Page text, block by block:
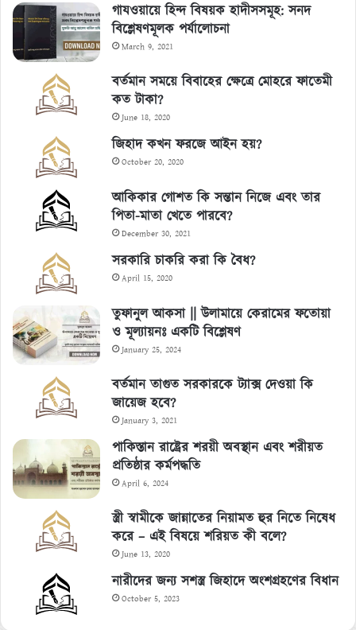
গাযওয়ায়ে হিন্দ বিষয়ক হাদীসসমূহ: সনদ
বিশ্লেষণমূলক পর্যালোচনা
March 9, 2021
বর্তমান সময়ে বিবাহের ক্ষেত্রে মোহরে ফাতেমী
কত টাকা?
June 18, 2020
জিহাদ কখন ফরজে আইন হয়?
October 20, 2020
আকিকার গোশত কি সন্তান নিজে এবং তার
পিতা-মাতা খেতে পারবে?
December 30, 2021
সরকারি চাকরি করা কি বৈধ?
April 15, 2020
তুফানুল আকসা || উলামায়ে কেরামের ফতোয়া
ও মূল্যায়নঃ একটি বিশ্লেষণ
January 25, 2024
বর্তমান তাগুত সরকারকে ট্যাক্স দেওয়া কি
জায়েজ হবে?
January 3, 2021
পাকিস্তান রাষ্ট্রের শরয়ী অবস্থান এবং শরীয়ত
প্রতিষ্ঠার কর্মপদ্ধতি
April 6, 2024
স্ত্রী স্বামীকে জান্নাতের নিয়ামত হুর নিতে নিষেধ
করে – এই বিষয়ে শরিয়ত কী বলে?
June 13, 2020
নারীদের জন্য সশস্ত্র জিহাদে অংশগ্রহণের বিধান
October 5, 2023